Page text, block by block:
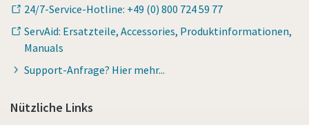
24/7-Service-Hotline: +49 (0) 800 724 59 77
ServAid: Ersatzteile, Accessories, Produktinformationen,
Manuals
Support-Anfrage? Hier mehr...
Nützliche Links